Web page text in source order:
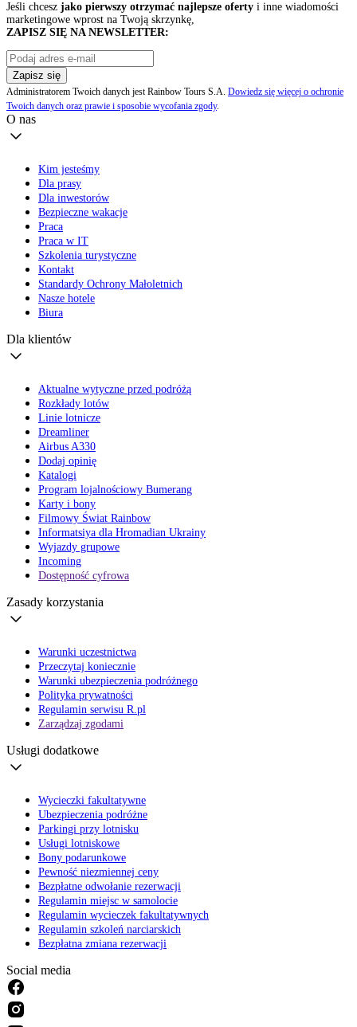
Jeśli chcesz jako pierwszy otrzymać najlepsze oferty i inne wiadomości
marketingowe wprost na Twoją skrzynkę,
ZAPISZ SIĘ NA NEWSLETTER:
Zapisz się
Administratorem Twoich danych jest Rainbow Tours S.A. Dowiedz się więcej o ochronie
Twoich danych oraz prawie i sposobie wycofania zgody.
O nas
Kim jesteśmy
Dla prasy
Dla inwestorów
Bezpieczne wakacje
Praca
Praca w IT
Szkolenia turystyczne
Kontakt
Standardy Ochrony Małoletnich
Nasze hotele
Biura
Dla klientów
Aktualne wytyczne przed podróżą
Rozkłady lotów
Linie lotnicze
Dreamliner
Airbus A330
Dodaj opinię
Katalogi
Program lojalnościowy Bumerang
Karty i bony
Filmowy Świat Rainbow
Informatsiya dla Hromadian Ukrainy
Wyjazdy grupowe
Incoming
Dostępność cyfrowa
Zasady korzystania
Warunki uczestnictwa
Przeczytaj koniecznie
Warunki ubezpieczenia podróżnego
Polityka prywatności
Regulamin serwisu R.pl
Zarządzaj zgodami
Usługi dodatkowe
Wycieczki fakultatywne
Ubezpieczenia podróżne
Parkingi przy lotnisku
Usługi lotniskowe
Bony podarunkowe
Pewność niezmiennej ceny
Bezpłatne odwołanie rezerwacji
Regulamin miejsc w samolocie
Regulamin wycieczek fakultatywnych
Regulamin szkoleń narciarskich
Bezpłatna zmiana rezerwacji
Social media